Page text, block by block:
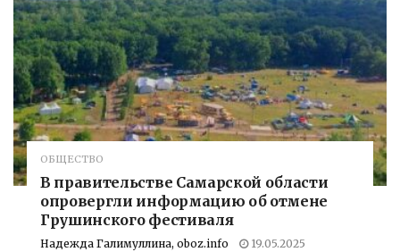
ОБЩЕСТВО
В правительстве Самарской области
опровергли информацию об отмене
Грушинского фестиваля
Надежда Галимуллина, oboz.info 19.05.2025